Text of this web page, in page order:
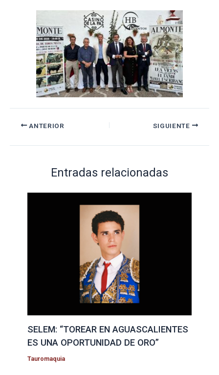
ANTERIOR SIGUIENTE
Entradas relacionadas
SELEM: “TOREAR EN AGUASCALIENTES
ES UNA OPORTUNIDAD DE ORO”
Tauromaquia